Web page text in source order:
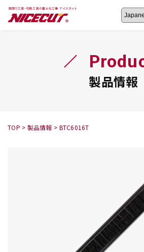
旋盤工具シリーズ
シリーズ
オーダー品依頼
フェイス・ショルダーシリーズかんた
トラブルシューティング
ロックピンの逆ジメに注意
製品情報
TOP > 製品情報 > BTC6016T